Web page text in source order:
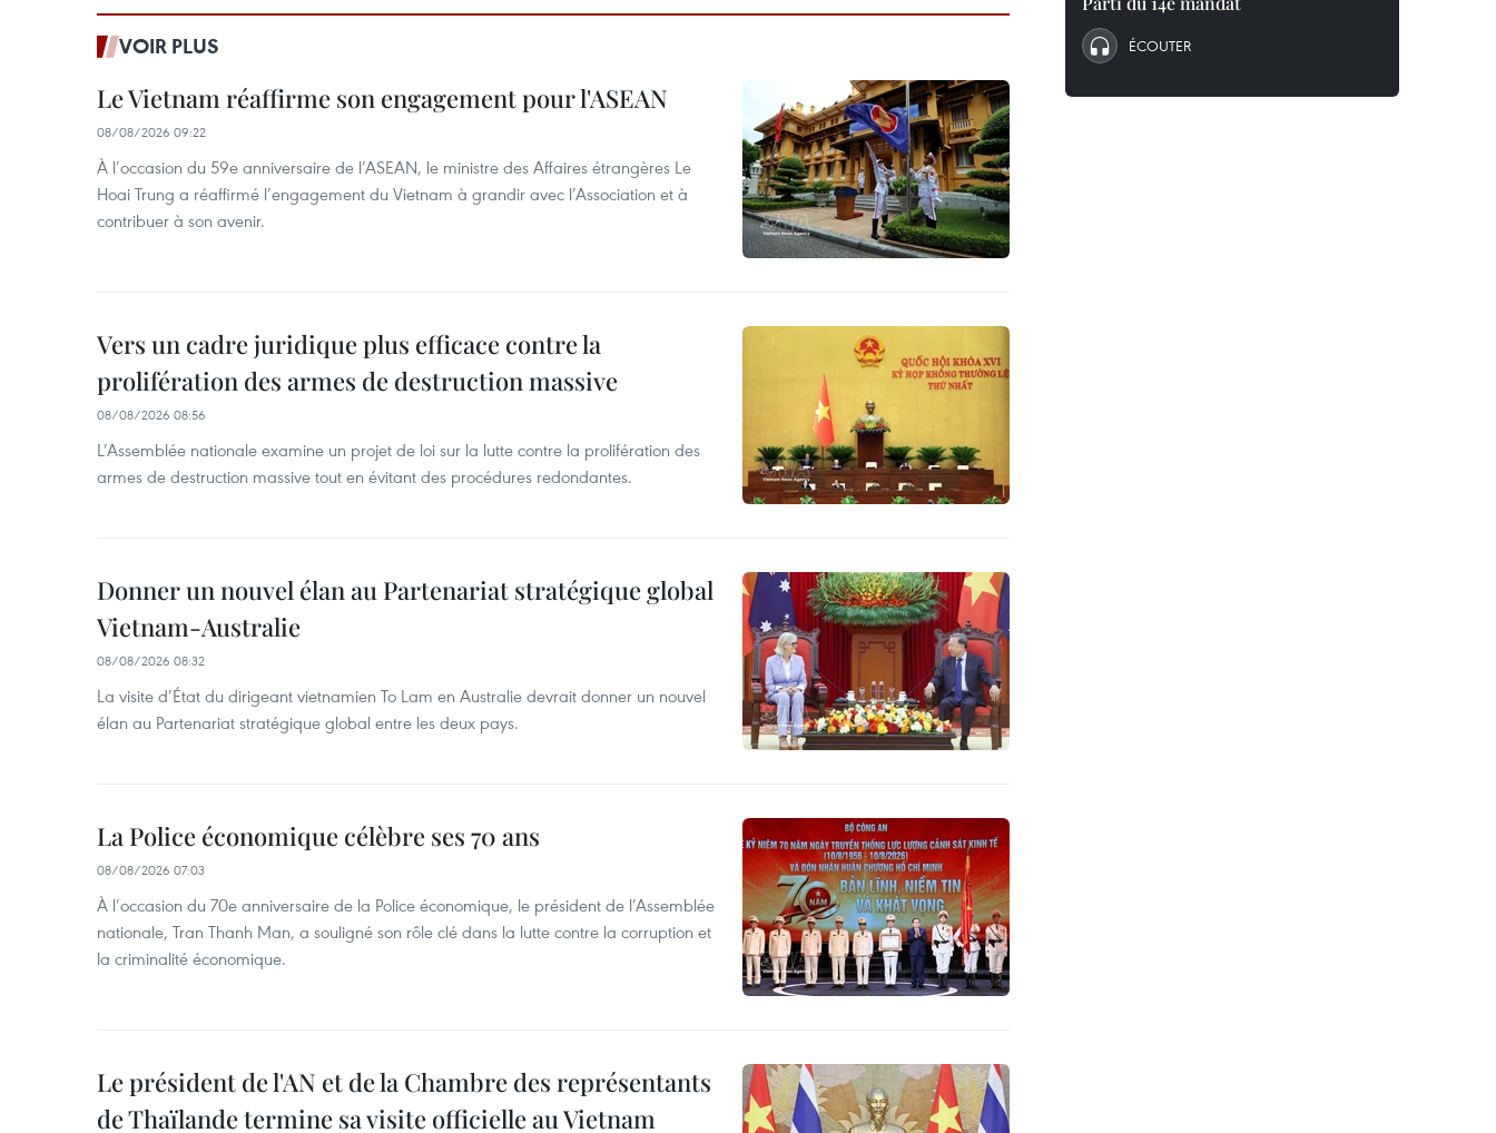
VOIR PLUS
Le Vietnam réaffirme son engagement pour l'ASEAN
08/08/2026 09:22
À l’occasion du 59e anniversaire de l’ASEAN, le ministre des Affaires étrangères Le
Hoai Trung a réaffirmé l’engagement du Vietnam à grandir avec l’Association et à
contribuer à son avenir.
Vers un cadre juridique plus efficace contre la
prolifération des armes de destruction massive
08/08/2026 08:56
L’Assemblée nationale examine un projet de loi sur la lutte contre la prolifération des
armes de destruction massive tout en évitant des procédures redondantes.
Donner un nouvel élan au Partenariat stratégique global
Vietnam-Australie
08/08/2026 08:32
La visite d’État du dirigeant vietnamien To Lam en Australie devrait donner un nouvel
élan au Partenariat stratégique global entre les deux pays.
La Police économique célèbre ses 70 ans
08/08/2026 07:03
À l’occasion du 70e anniversaire de la Police économique, le président de l’Assemblée
nationale, Tran Thanh Man, a souligné son rôle clé dans la lutte contre la corruption et
la criminalité économique.
Le président de l'AN et de la Chambre des représentants
de Thaïlande termine sa visite officielle au Vietnam
ÉCOUTER